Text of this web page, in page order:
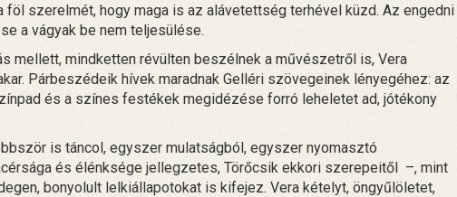
föl szerelmét, hogy maga is az alávetettség terhével küzd. Az engedni
a vágyak be nem teljesülése.
mellett, mindketten révülten beszélnek a művészetről is, Vera
Párbeszédeik hívek maradnak Gelléri szövegeinek lényegéhez: az
és a színes festékek megidézése forró leheletet ad, jótékony
is táncol, egyszer mulatságból, egyszer nyomasztó
és élénksége jellegzetes, Törőcsik ekkori szerepeitől –, mint
bonyolult lelkiállapotokat is kifejez. Vera kételyt, öngyűlöletet,